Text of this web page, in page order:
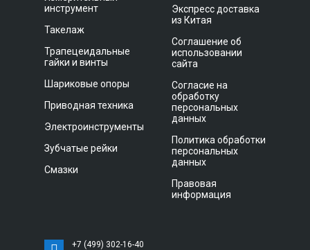
инструмент
Такелаж
Трапецеидальные
гайки и винты
Шариковые опоры
Приводная техника
Электроинструменты
Зубчатые рейки
Смазки
Экспресс доставка
из Китая
Соглашение об
использовании
сайта
Согласие на
обработку
персональных
данных
Политика обработки
персональных
данных
Правовая
информация
+7 (499) 302-16-40